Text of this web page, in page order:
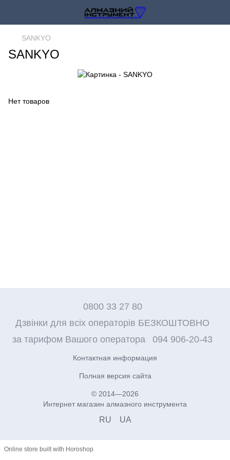
SANKYO
SANKYO
Нет товаров
0800 33 27 80
Дзвінки для всіх операторів БЕЗКОШТОВНО
за тарифом Вашого оператора
094 906-20-43
Контактная информация
Полная версия сайта
© 2014—2026
Интернет магазин алмазного инструмента
RU UA
Online store built with Horoshop